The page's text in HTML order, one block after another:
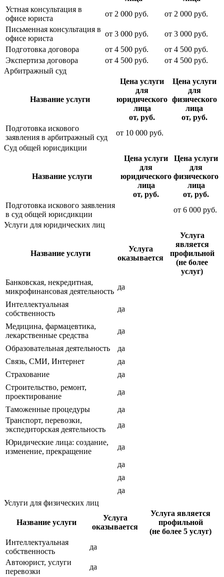
Устная консультация в
офисе юриста
от 2 000 руб. от 2 000 руб.
Письменная консультация в
офисе юриста
от 3 000 руб. от 3 000 руб.
Подготовка договора
от 4 500 руб. от 4 500 руб.
Экспертиза договора
от 4 500 руб. от 4 500 руб.
Арбитражный суд
Название услуги
Цена услуги
для
юридического
лица
от, руб.
Цена услуги
для
физического
лица
от, руб.
Подготовка искового
заявления в арбитражный суд
от 10 000 руб.
Суд общей юрисдикции
Название услуги
Цена услуги
для
юридического
лица
от, руб.
Цена услуги
для
физического
лица
от, руб.
Подготовка искового заявления
в суд общей юрисдикции
от 6 000 руб.
Услуги для юридических лиц
Название услуги
Услуга
оказывается
Услуга
является
профильной
(не более
услуг)
Банковская, некредитная,
микрофинансовая деятельность
да
Интеллектуальная
собственность
да
Медицина, фармацевтика,
лекарственные средства
да
Образовательная деятельность
да
Связь, СМИ, Интернет
да
Страхование
да
Строительство, ремонт,
проектирование
да
Таможенные процедуры
да
Транспорт, перевозки,
экспедиторская деятельность
да
Юридические лица: создание,
изменение, прекращение
да
да
да
да
Услуги для физических лиц
Название услуги
Услуга
оказывается
Услуга является
профильной
(не более 5 услуг)
Интеллектуальная
собственность
да
Автоюрист, услуги
перевозки
да